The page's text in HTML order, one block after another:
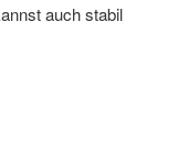
auch stabil